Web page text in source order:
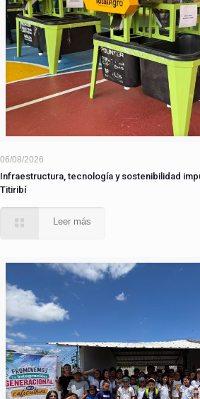
06/08/2026
Infraestructura, tecnología y sostenibilidad
Titiribí
Leer más